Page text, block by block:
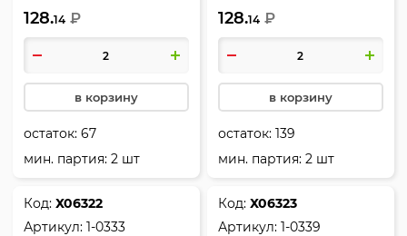
Апельсин, 1-0336
128.14 ₽
в корзину
остаток:67
мин. партия: 2 шт
нашатырным спиртом, 1-
0337
128.14 ₽
в корзину
остаток:139
мин. партия: 2 шт
Код:Х06322
Артикул:1-0333
Код:Х06323
Артикул:1-0339